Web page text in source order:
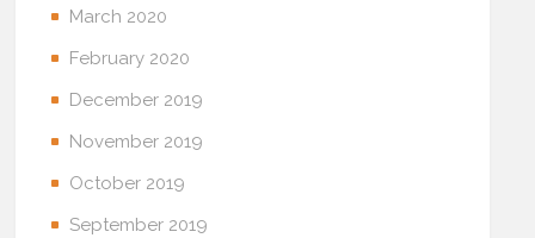
March 2020
February 2020
December 2019
November 2019
October 2019
September 2019